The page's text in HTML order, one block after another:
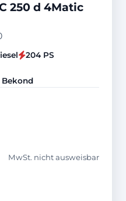
250 d 4Matic
204 PS
MwSt. nicht ausweisbar